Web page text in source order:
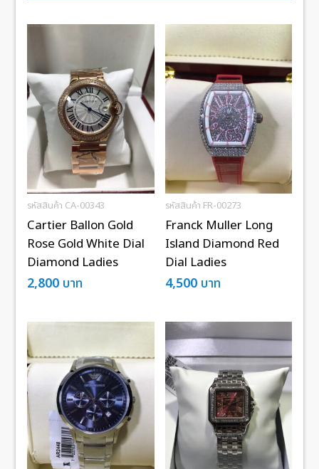
รหัสสินค้า CA-00343
Cartier Ballon Gold
Rose Gold White Dial
Diamond Ladies
2,800 บาท
รหัสสินค้า FR-00273
Franck Muller Long
Island Diamond Red
Dial Ladies
4,500 บาท